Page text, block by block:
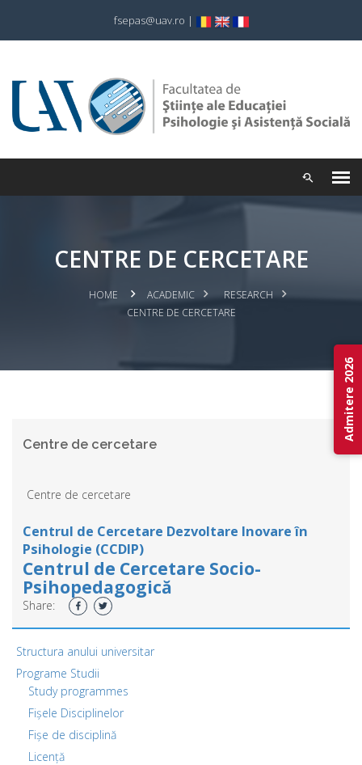
fsepas@uav.ro |
CENTRE DE CERCETARE
HOME ACADEMIC
RESEARCH
CENTRE DE CERCETARE
Centre de cercetare
Centre de cercetare
Centrul de Cercetare Dezvoltare Inovare în
Psihologie (CCDIP)
Centrul de Cercetare Socio-
Psihopedagogică
Share:
Structura anului universitar
Programe Studii
Study programmes
Fișele Disciplinelor
Fișe de disciplină
Licență
Admitere 2026